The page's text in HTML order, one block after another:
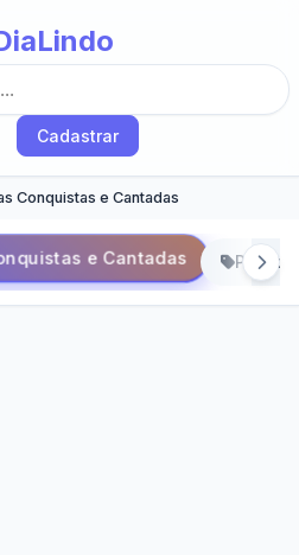
Cadastrar
Conquistas e Cantadas
e Cantadas